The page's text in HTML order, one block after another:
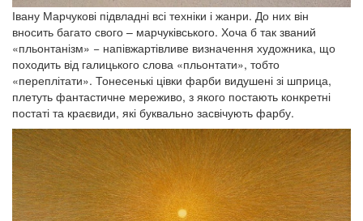
Івану Марчукові підвладні всі техніки і жанри. До них він
вносить багато свого – марчуківського. Хоча б так званий
«пльонтанізм» − напівжартівливе визначення художника, що
походить від галицького слова «пльонтати», тобто
«переплітати». Тонесенькі цівки фарби видушені зі шприца,
плетуть фантастичне мереживо, з якого постають конкретні
постаті та краєвиди, які буквально засвічують фарбу.